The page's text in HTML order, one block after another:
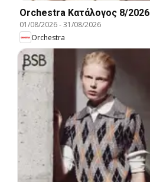
Orchestra Kατάλογος 8/2026
01/08/2026-31/08/2026
Orchestra